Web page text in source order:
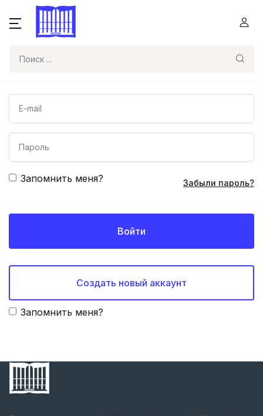
Запомнить меня? Забыли пароль?
Войти
Создать новый аккаунт
Запомнить меня?